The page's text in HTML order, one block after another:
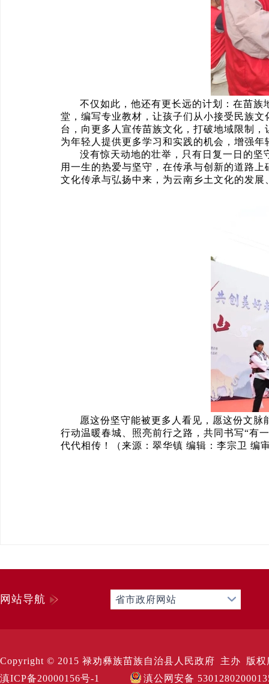
不仅如此，他还有更长远的计划：在苗
堂，编写专业教材，让孩子们从小接受民族
台，向更多人宣传苗族文化，打破地域限制
为年轻人提供更多学习和实践的机会，增强
没有惊天动地的壮举，只有日复一日的
用一生的热爱与坚守，在传承与创新的道路
文化传承与弘扬中来，为云南乡土文化的发
愿这份坚守能被更多人看见，愿这份文
行动温暖春城、照亮前行之路，共同书写“有
代代相传！（来源：翠华镇 编辑：李宗卫 编
网站导航 省市政府网站
Copyright © 2015 禄劝彝族苗族自治县人民政府 主办 版
滇ICP备20000156号-1
滇公网安备